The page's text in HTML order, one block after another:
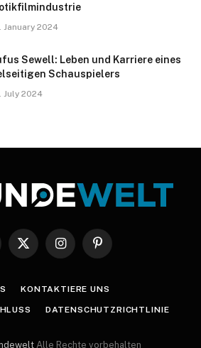
January 2024
Sewell: Leben und Karriere eines
Schauspielers
July 2024
X
InstagramPinterest
KONTAKTIERE UNS
DATENSCHUTZRICHTLINIE
Alle Rechte vorbehalten